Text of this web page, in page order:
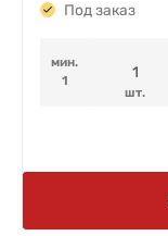
Под заказ
мин.
1
шт.